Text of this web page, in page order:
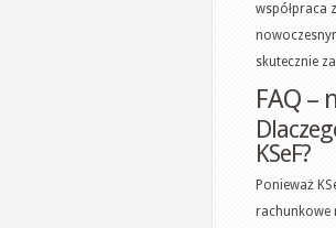
współpraca
skutecznie
FAQ –
KSeF?
Ponieważ
rachunkowe